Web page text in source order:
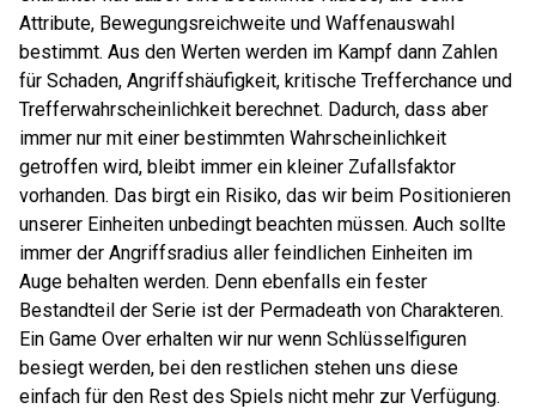
Attribute, Bewegungsreichweite und Waffenauswahl
bestimmt. Aus den Werten werden im Kampf dann Zahlen
für Schaden, Angriffshäufigkeit, kritische Trefferchance und
Trefferwahrscheinlichkeit berechnet. Dadurch, dass aber
immer nur mit einer bestimmten Wahrscheinlichkeit
getroffen wird, bleibt immer ein kleiner Zufallsfaktor
vorhanden. Das birgt ein Risiko, das wir beim Positionieren
unserer Einheiten unbedingt beachten müssen. Auch sollte
immer der Angriffsradius aller feindlichen Einheiten im
Auge behalten werden. Denn ebenfalls ein fester
Bestandteil der Serie ist der Permadeath von Charakteren.
Ein Game Over erhalten wir nur wenn Schlüsselfiguren
besiegt werden, bei den restlichen stehen uns diese
einfach für den Rest des Spiels nicht mehr zur Verfügung.